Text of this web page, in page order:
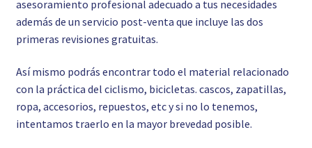
asesoramiento profesional adecuado a tus necesidades
además de un servicio post-venta que incluye las dos
primeras revisiones gratuitas.
Así mismo podrás encontrar todo el material relacionado
con la práctica del ciclismo, bicicletas. cascos, zapatillas,
ropa, accesorios, repuestos, etc y si no lo tenemos,
intentamos traerlo en la mayor brevedad posible.